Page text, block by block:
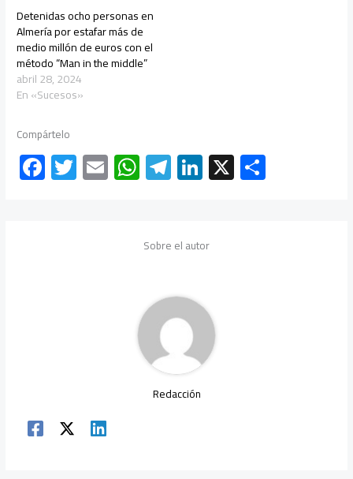
Detenidas ocho personas en
Almería por estafar más de
medio millón de euros con el
método “Man in the middle”
abril 28, 2024
En «Sucesos»
Compártelo
F
ac
T
wi
E
m
W
h
s
p
p
Te
le
a
Li
nk
dI
X
Sobre el autor
Redacción